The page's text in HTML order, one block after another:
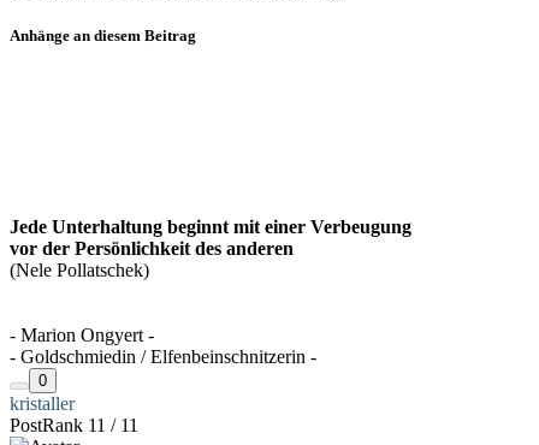
Anhänge an diesem Beitrag
Jede Unterhaltung beginnt mit einer Verbeugung
vor der Persönlichkeit des anderen
(Nele Pollatschek)
- Marion Ongyert -
- Goldschmiedin / Elfenbeinschnitzerin -
0
kristaller
PostRank 11 / 11